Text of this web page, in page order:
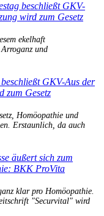
beschließt GKV-
wird zum Gesetz
ekelhaft
und
GKV-Aus der
zum Gesetz
Homöopathie und
Erstaunlich, da auch
äußert sich zum
BKK ProVita
klar pro Homöopathie.
"Securvital" wird